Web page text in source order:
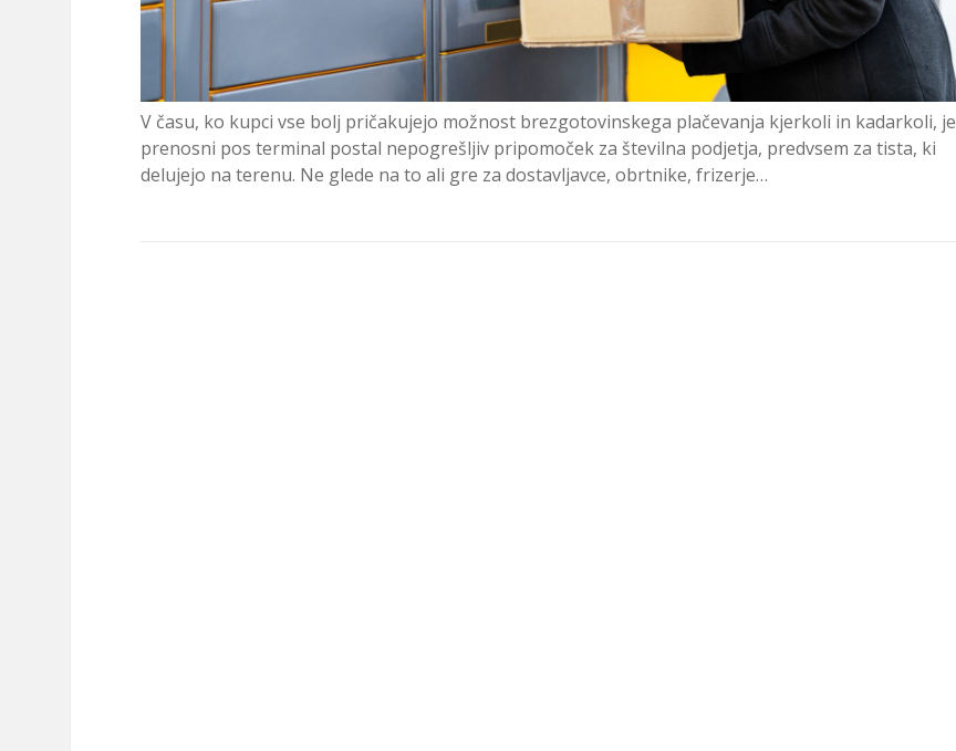
V času, ko kupci vse bolj pričakujejo možnost brezgotovinskega plačevanja kjerkoli in kadarkoli, je
prenosni pos terminal postal nepogrešljiv pripomoček za številna podjetja, predvsem za tista, ki
delujejo na terenu. Ne glede na to ali gre za dostavljavce, obrtnike, frizerje…